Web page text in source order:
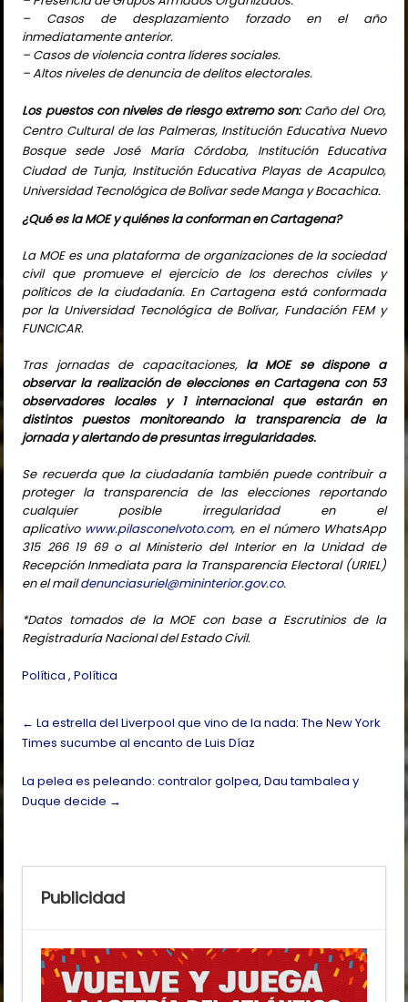
– Casos de desplazamiento forzado en el año
inmediatamente anterior.
– Casos de violencia contra líderes sociales.
– Altos niveles de denuncia de delitos electorales.
Los puestos con niveles de riesgo extremo son:Caño del Oro,
Centro Cultural de las Palmeras, Institución Educativa Nuevo
Bosque sede José María Córdoba, Institución Educativa
Ciudad de Tunja, Institución Educativa Playas de Acapulco,
Universidad Tecnológica de Bolívar sede Manga y Bocachica.
¿Qué es la MOE y quiénes la conforman en Cartagena?
La MOE es una plataforma de organizaciones de la sociedad
civil que promueve el ejercicio de los derechos civiles y
políticos de la ciudadanía. En Cartagena está conformada
por la Universidad Tecnológica de Bolívar, Fundación FEM y
FUNCICAR.
Tras jornadas de capacitaciones, la MOE se dispone a
observar la realización de elecciones en Cartagena con 53
observadores locales y 1 internacional que estarán en
distintos puestos monitoreando la transparencia de la
jornada y alertando de presuntas irregularidades.
Se recuerda que la ciudadanía también puede contribuir a
proteger la transparencia de las elecciones reportando
cualquier posible irregularidad en el
aplicativo www.pilasconelvoto.com, en el número WhatsApp
315 266 19 69 o al Ministerio del Interior en la Unidad de
Recepción Inmediata para la Transparencia Electoral (URIEL)
en el maildenunciasuriel@mininterior.gov.co.
*Datos tomados de la MOE con base a Escrutinios de la
Registraduría Nacional del Estado Civil.
Política ,Política
Post
navigation
← La estrella del Liverpool que vino de la nada: The New York
Times sucumbe al encanto de Luis Díaz
La pelea es peleando: contralor golpea, Dau tambalea y
Duque decide →
Publicidad